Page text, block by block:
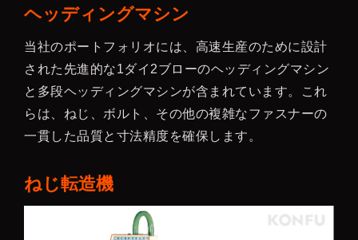
ヘッディングマシン
当社のポートフォリオには、高速生産のために設計
された先進的な1ダイ2ブローのヘッディングマシン
と多段ヘッディングマシンが含まれています。これ
らは、ねじ、ボルト、その他の複雑なファスナーの
一貫した品質と寸法精度を確保します。
ねじ転造機